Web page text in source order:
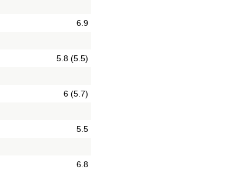
6.9
5.8 (5.5)
6 (5.7)
5.5
6.8